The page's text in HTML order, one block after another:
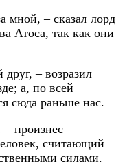
мной, – сказал лорд
Атоса, так как они
– возразил
а, по всей
сюда раньше нас.
произнес
считающий
силами.